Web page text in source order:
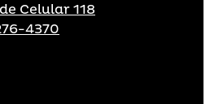
Celular 118
4370